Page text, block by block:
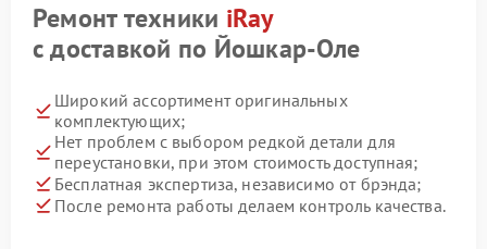
Ремонт техники iRay
с доставкой по Йошкар-Оле
Широкий ассортимент оригинальных
комплектующих;
Нет проблем с выбором редкой детали для
переустановки, при этом стоимость доступная;
Бесплатная экспертиза, независимо от брэнда;
После ремонта работы делаем контроль качества.